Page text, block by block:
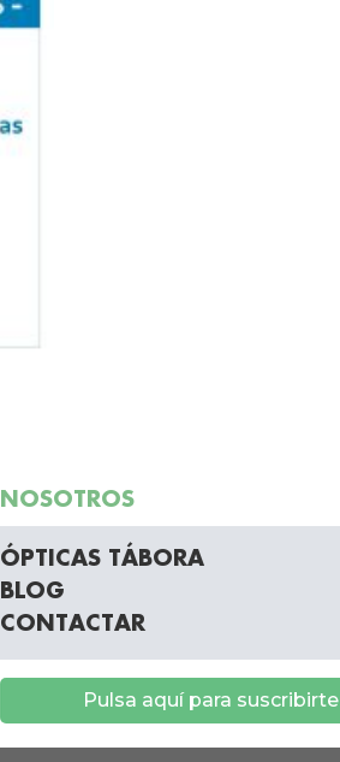
NOSOTROS
ÓPTICAS TÁBORA
BLOG
CONTACTAR
Pulsa aquí para suscribirte